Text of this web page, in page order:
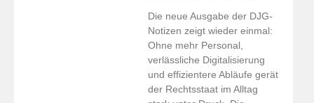
Die neue Ausgabe der DJG-
Notizen zeigt wieder einmal:
Ohne mehr Personal,
verlässliche Digitalisierung
und effizientere Abläufe gerät
der Rechtsstaat im Alltag